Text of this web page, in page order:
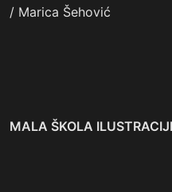
/ Marica Šehović
MALA ŠKOLA